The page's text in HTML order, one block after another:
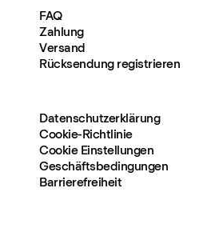
FAQ
Zahlung
Versand
Rücksendung registrieren
Datenschutzerklärung
Cookie-Richtlinie
Cookie Einstellungen
Geschäftsbedingungen
Barrierefreiheit